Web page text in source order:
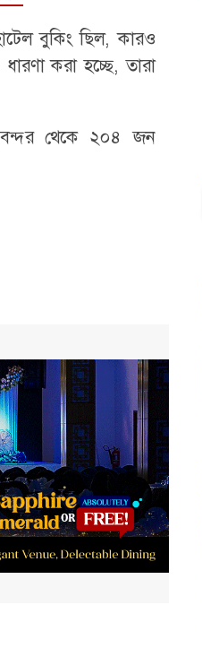
বুকিং ছিল, কারও
করা হচ্ছে, তারা
থেকে ২০৪ জন